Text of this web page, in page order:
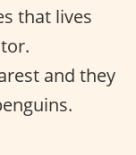
that lives
and they